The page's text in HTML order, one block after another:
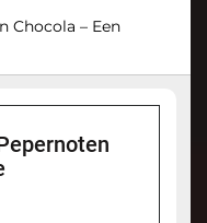
Chocola – Een